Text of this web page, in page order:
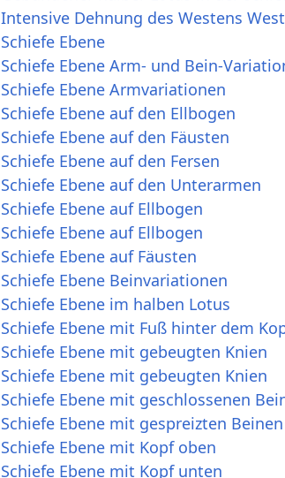
Intensive Dehnung des Westens
Schiefe Ebene
Schiefe Ebene Arm- und Bein-
Schiefe Ebene Armvariationen
Schiefe Ebene auf den Ellbogen
Schiefe Ebene auf den Fäusten
Schiefe Ebene auf den Fersen
Schiefe Ebene auf den Unterarmen
Schiefe Ebene auf Ellbogen
Schiefe Ebene auf Ellbogen
Schiefe Ebene auf Fäusten
Schiefe Ebene Beinvariationen
Schiefe Ebene im halben Lotus
Schiefe Ebene mit Fuß hinter dem
Schiefe Ebene mit gebeugten Knien
Schiefe Ebene mit gebeugten Knien
Schiefe Ebene mit geschlossenen
Schiefe Ebene mit gespreizten Beinen
Schiefe Ebene mit Kopf oben
Schiefe Ebene mit Kopf unten